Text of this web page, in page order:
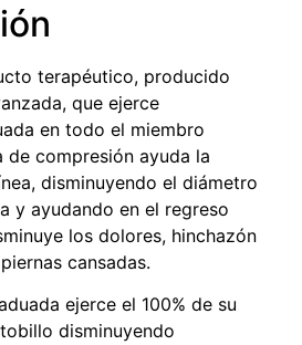
terapéutico, producido
que ejerce
en todo el miembro
de compresión ayuda la
disminuyendo el diámetro
y ayudando en el regreso
los dolores, hinchazón
cansadas.
ejerce el 100% de su
disminuyendo